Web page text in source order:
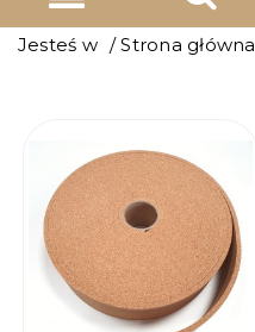
Jesteś w / Strona główna